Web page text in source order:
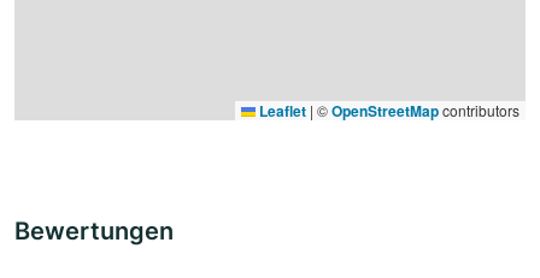
Leaflet | ©OpenStreetMapcontributors
Bewertungen